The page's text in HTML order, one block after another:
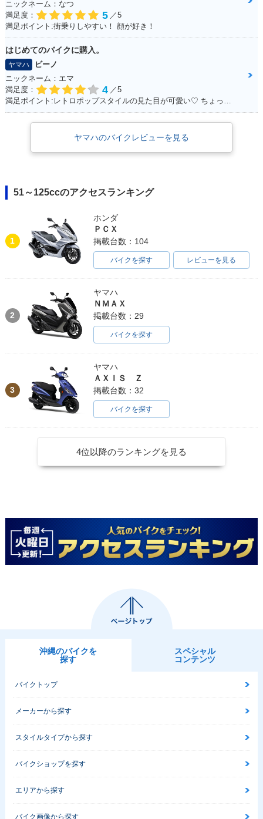
ニックネーム：なつ
満足度：
5 ／5
満足ポイント:街乗りしやすい！ 顔が好き！
はじめてのバイクに購入。
ヤマハ
ビーノ
ニックネーム：エマ
満足度：
4 ／5
ヤマハのバイクレビューを見る
51～125ccのアクセスランキング
1
ホンダ
ＰＣＸ
掲載台数：104
バイクを探す レビューを見る
2
ヤマハ
ＮＭＡＸ
掲載台数：29
バイクを探す
3
ヤマハ
ＡＸＩＳ Ｚ
掲載台数：32
バイクを探す
4位以降のランキングを見る
沖縄のバイクを
探す
スペシャル
コンテンツ
バイクトップ
メーカーから探す
スタイルタイプから探す
バイクショップを探す
エリアから探す
バイク画像から探す